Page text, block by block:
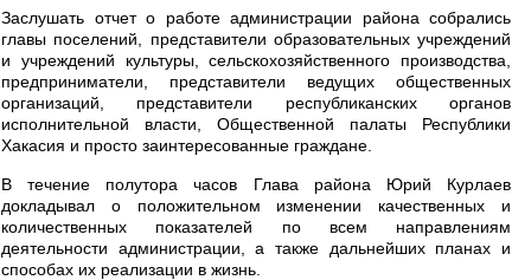
Заслушать отчет о работе администрации района собрались
главы поселений, представители образовательных учреждений
и учреждений культуры, сельскохозяйственного производства,
предприниматели, представители ведущих общественных
организаций, представители республиканских органов
исполнительной власти, Общественной палаты Республики
Хакасия и просто заинтересованные граждане.
В течение полутора часов Глава района Юрий Курлаев
докладывал о положительном изменении качественных и
количественных показателей по всем направлениям
деятельности администрации, а также дальнейших планах и
способах их реализации в жизнь.